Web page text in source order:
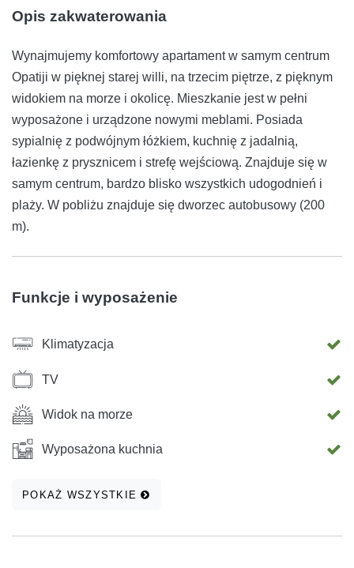
Opis zakwaterowania
Wynajmujemy komfortowy apartament w samym centrum
Opatiji w pięknej starej willi, na trzecim piętrze, z pięknym
widokiem na morze i okolicę. Mieszkanie jest w pełni
wyposażone i urządzone nowymi meblami. Posiada
sypialnię z podwójnym łóżkiem, kuchnię z jadalnią,
łazienkę z prysznicem i strefę wejściową. Znajduje się w
samym centrum, bardzo blisko wszystkich udogodnień i
plaży. W pobliżu znajduje się dworzec autobusowy (200
m).
Funkcje i wyposażenie
Klimatyzacja
TV
Widok na morze
Wyposażona kuchnia
POKAŻ WSZYSTKIE